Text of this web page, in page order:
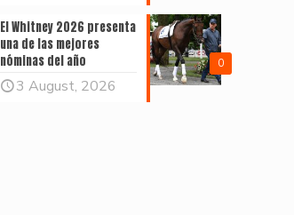
0
El Whitney 2026 presenta
una de las mejores
nóminas del año
3 August, 2026